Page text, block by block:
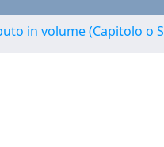
in volume (Capitolo o